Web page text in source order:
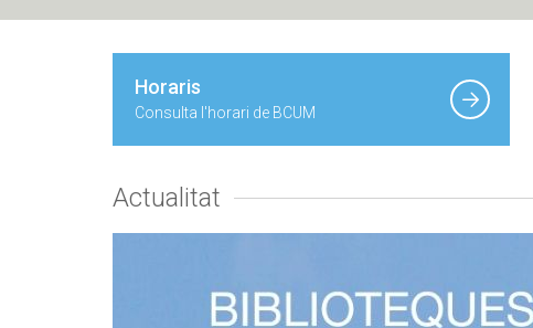
Horaris
Consulta l'horari de BCUM
Actualitat